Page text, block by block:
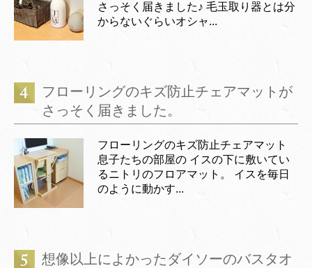
さっそく届きました♪ 毛玉取り器とは分
からないぐらいオシャ...
フローリングのキズ防止チェアマットが
さっそく届きました。
フローリングのキズ防止チェアマット
息子たちの部屋の イスの下に敷いてい
るニトリのフロアマット。 イスを毎日
のように動かす...
想像以上によかったダイソーのバスタオ